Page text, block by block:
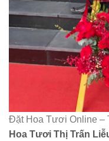
Đặt Hoa Tươi Online –
Hoa Tươi Thị Trấn